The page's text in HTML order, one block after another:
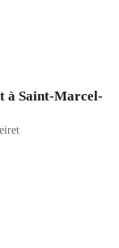
à Saint-Marcel-